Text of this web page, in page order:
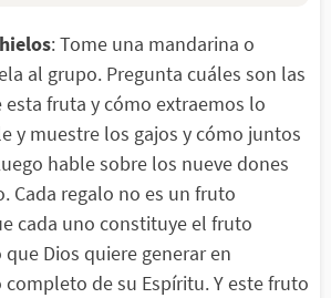
: Tome una mandarina o
al grupo. Pregunta cuáles son las
esta fruta y cómo extraemos lo
y muestre los gajos y cómo juntos
hable sobre los nueve dones
Cada regalo no es un fruto
cada uno constituye el fruto
Dios quiere generar en
de su Espíritu. Y este fruto